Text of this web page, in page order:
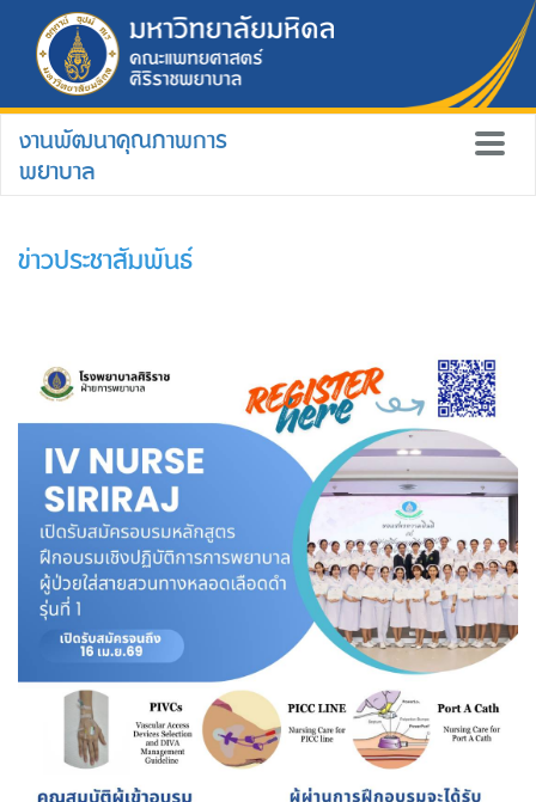
งานพัฒนาคุณภาพการ
พยาบาล
ข่าวประชาสัมพันธ์